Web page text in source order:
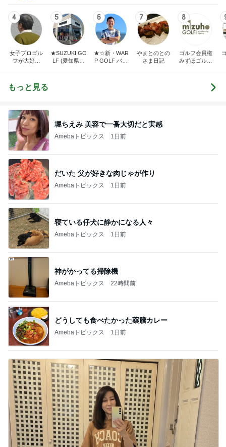
4
女子プロゴル
フが大好き
5
★SUZUKI GO
LF (愛知県半
6
★☆新・WAR
P GOLF バカ
7
やまとのとの
さま日記
8
ゴルフ会員権
みずほゴルフ
もっと見る
堀ちえみ 美容で一番大切だと実感
Amebaトピックス 1日前
だいた 父が好きな肉じゃが作り
Amebaトピックス 1日前
寝ている仔犬に静かになる人々
Amebaトピックス 1日前
神がかってる掃除機
Amebaトピックス 22時間前
どうしても食べたかった薬膳カレー
Amebaトピックス 1日前